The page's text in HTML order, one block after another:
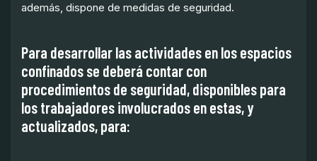
además, dispone de medidas de seguridad.
Para desarrollar las actividades en los espacios
confinados se deberá contar con
procedimientos de seguridad, disponibles para
los trabajadores involucrados en estas, y
actualizados, para: